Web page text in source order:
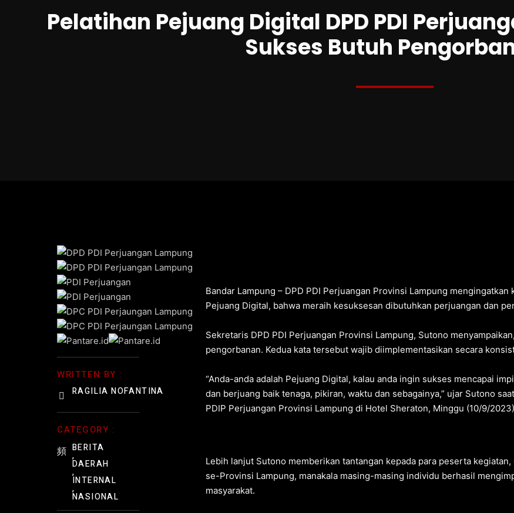
Pelatihan Pejuang Digital DPD PDI
Sukses Butuh
WRITTEN BY :
RAGILIA NOFANTINA
CATEGORY :
BERITA
,
DAERAH
,
INTERNAL
,
NASIONAL
Bandar Lampung – DPD PDI Perjuangan Provinsi Lampung
Pejuang Digital, bahwa meraih kesuksesan dibutuhkan perjuangan dan
Sekretaris DPD PDI Perjuangan Provinsi Lampung, Sutono
pengorbanan. Kedua kata tersebut wajib diimplementasikan secara
“Anda-anda adalah Pejuang Digital, kalau anda ingin sukses mencapai
dan berjuang baik tenaga, pikiran, waktu dan sebagainya,” ujar Sutono
PDIP Perjuangan Provinsi Lampung di Hotel Sheraton, Minggu (10/9/
Lebih lanjut Sutono memberikan tantangan kepada para peserta
se-Provinsi Lampung, manakala masing-masing individu berhasil
masyarakat.